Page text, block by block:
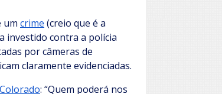
um crime (creio que é a
investido contra a polícia
por câmeras de
claramente evidenciadas.
: “Quem poderá nos